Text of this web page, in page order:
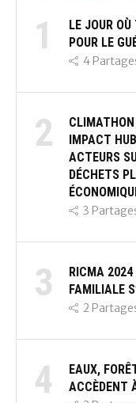
1
LE JOUR
POUR LE
4
2
IMPACT
ACTEURS
DÉCHETS
3
3
RICMA 2024
FAMILIALE
2
4
EAUX,
ACCÈDENT